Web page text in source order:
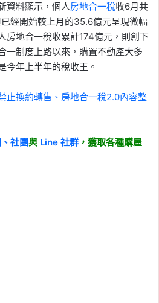
資料顯示，個人房地合一稅收6月共
經開始較上月的35.6億元呈現微幅
房地合一稅收累計174億元，則創下
一制度上路以來，購置不動產大多
今年上半年的稅收王。
止換約轉售、房地合一稅2.0內容整
社團與 Line社群 ，獲取各種購屋